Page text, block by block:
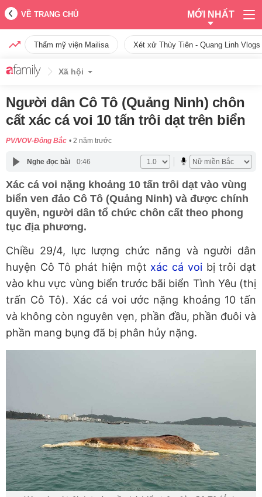
VỀ TRANG CHỦ MỚI NHẤT
Thẩm mỹ viện Mailisa Xét xử Thùy Tiên - Quang Linh
Xã hội
Người dân Cô Tô (Quảng Ninh) chôn
cất xác cá voi 10 tấn trôi dạt trên biển
PV/VOV-Đông Bắc 2 năm trước
Nghe đọc bài 0:46
Xác cá voi nặng khoảng 10 tấn trôi dạt vào vùng
biển ven đảo Cô Tô (Quảng Ninh) và được chính
quyền, người dân tổ chức chôn cất theo phong
tục địa phương.
Chiều 29/4, lực lượng chức năng và người dân
huyện Cô Tô phát hiện một xác cá voibị trôi dạt
vào khu vực vùng biển trước bãi biển Tình Yêu (thị
trấn Cô Tô). Xác cá voi ước nặng khoảng 10 tấn
và không còn nguyên vẹn, phần đầu, phần đuôi và
phần mang bụng đã bị phân hủy nặng.